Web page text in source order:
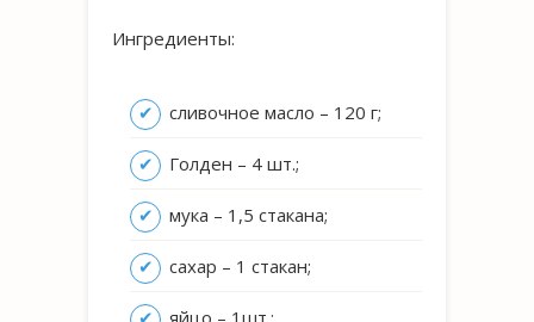
Ингредиенты:
сливочное масло – 120 г;
Голден – 4 шт.;
мука – 1,5 стакана;
сахар – 1 стакан;
яйцо – 1шт.;